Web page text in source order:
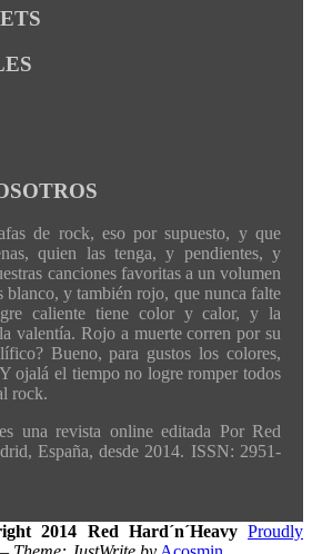
de rock, eso por supuesto, y que
quien las tenga, y pendientes, y
canciones favoritas a un volumen
blanco, y también rojo, que nunca falte
caliente tiene color y calor, y la
valentía. Rojo a muerte corren por su
Bueno, para gustos los colores,
ojalá el tiempo no logre romper todos
rock.
una revista online editada Por Red
España, desde 2014. ISSN: 2951-
2014 Red Hard´n´Heavy Proudly